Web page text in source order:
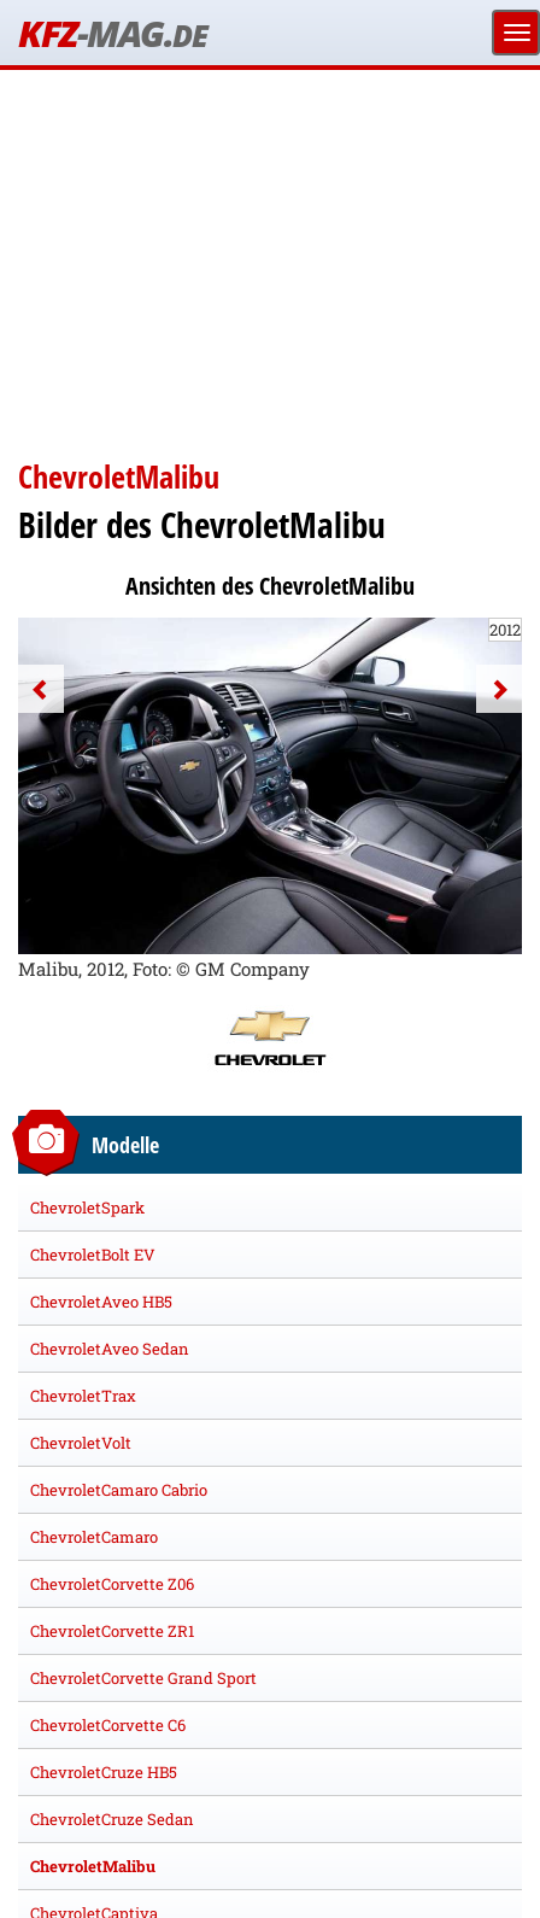
KFZ-MAG.DE
ChevroletMalibu
Bilder des ChevroletMalibu
Ansichten des ChevroletMalibu
2012
Malibu, 2012, Foto: © GM Company
Modelle
ChevroletSpark
ChevroletBolt EV
ChevroletAveo HB5
ChevroletAveo Sedan
ChevroletTrax
ChevroletVolt
ChevroletCamaro Cabrio
ChevroletCamaro
ChevroletCorvette Z06
ChevroletCorvette ZR1
ChevroletCorvette Grand Sport
ChevroletCorvette C6
ChevroletCruze HB5
ChevroletCruze Sedan
ChevroletMalibu
ChevroletCaptiva